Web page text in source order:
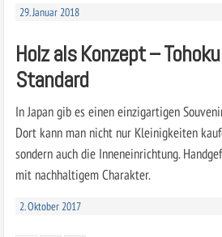
29. Januar 2018
Holz als Konzept – Tohoku
Standard
In Japan gib es einen einzigartigen
Dort kann man nicht nur Kleinigkeiten
sondern auch die Inneneinrichtung.
mit nachhaltigem Charakter.
2. Oktober 2017